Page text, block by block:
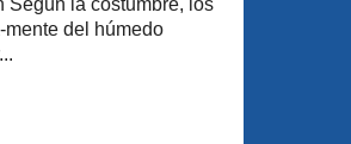
Según la costumbre, los
del húmedo